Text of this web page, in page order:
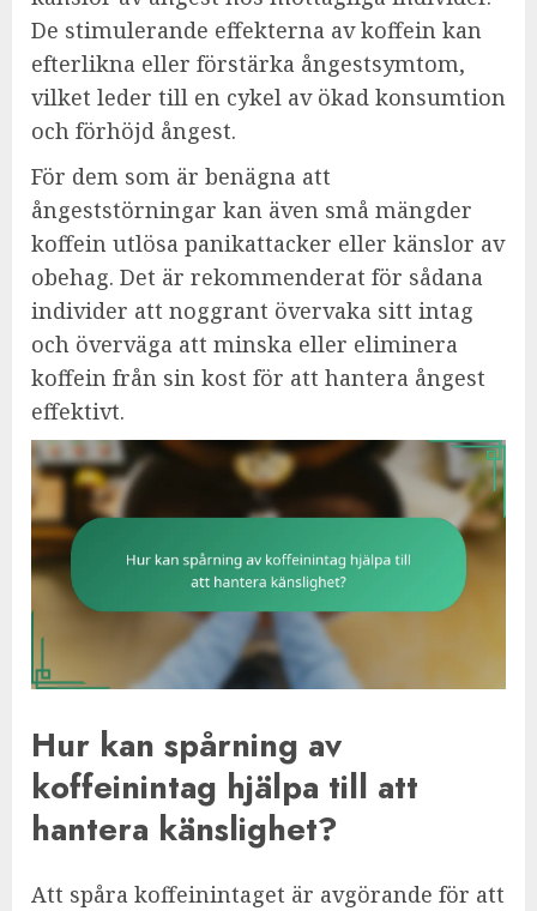
De stimulerande effekterna av koffein kan
efterlikna eller förstärka ångestsymtom,
vilket leder till en cykel av ökad konsumtion
och förhöjd ångest.
För dem som är benägna att
ångeststörningar kan även små mängder
koffein utlösa panikattacker eller känslor av
obehag. Det är rekommenderat för sådana
individer att noggrant övervaka sitt intag
och överväga att minska eller eliminera
koffein från sin kost för att hantera ångest
effektivt.
Hur kan spårning av
koffeinintag hjälpa till att
hantera känslighet?
Att spåra koffeinintaget är avgörande för att